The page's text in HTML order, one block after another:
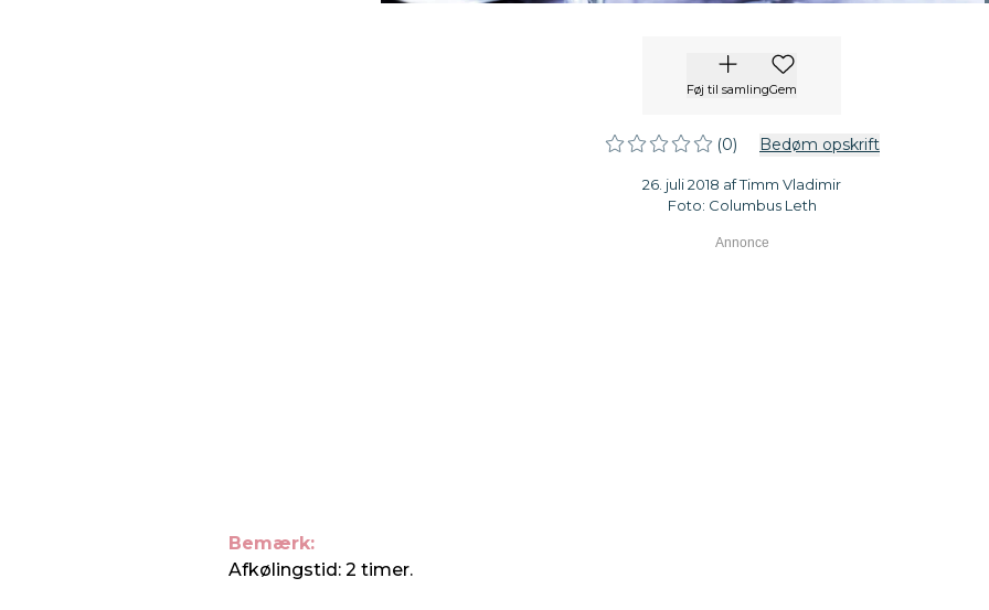
Føj til samlingGem
(0) Bedøm opskrift
26. juli 2018 af Timm Vladimir
Foto: Columbus Leth
Bemærk:
Afkølingstid: 2 timer.